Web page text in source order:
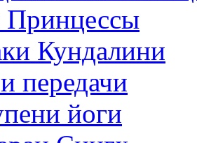
Кундалини
передачи
йоги